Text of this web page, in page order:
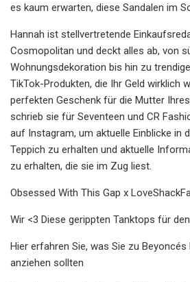
es kaum erwarten, diese Sandalen im
Hannah ist stellvertretende
Cosmopolitan und deckt alles ab, von
Wohnungsdekoration bis hin zu
TikTok-Produkten, die Ihr Geld wirklich
perfekten Geschenk für die Mutter
schrieb sie für Seventeen und CR
auf Instagram, um aktuelle Einblicke in
Teppich zu erhalten und aktuelle
zu erhalten, die sie im Zug liest.
Obsessed With This Gap x
Wir <3 Diese gerippten Tanktops für
Hier erfahren Sie, was Sie zu
anziehen sollten